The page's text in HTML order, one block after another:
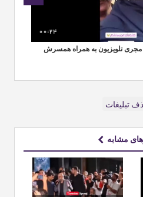
00:24
مجری تلویزیون به همراه همسرش
تبلیغات
مشابه